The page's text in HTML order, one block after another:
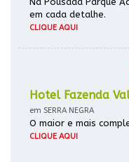
em cada detalhe.
CLIQUE AQUI
Hotel Fazenda
em SERRA NEGRA
O maior e mais
CLIQUE AQUI